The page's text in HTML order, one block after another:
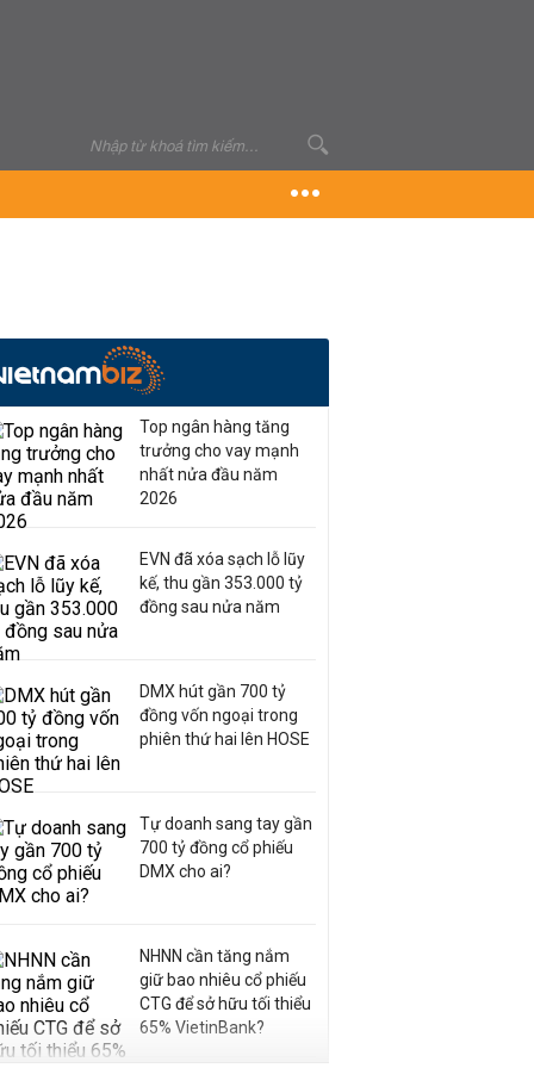
Top ngân hàng tăng
trưởng cho vay mạnh
nhất nửa đầu năm
2026
EVN đã xóa sạch lỗ lũy
kế, thu gần 353.000 tỷ
đồng sau nửa năm
DMX hút gần 700 tỷ
đồng vốn ngoại trong
phiên thứ hai lên HOSE
Tự doanh sang tay gần
700 tỷ đồng cổ phiếu
DMX cho ai?
NHNN cần tăng nắm
giữ bao nhiêu cổ phiếu
CTG để sở hữu tối thiểu
65% VietinBank?